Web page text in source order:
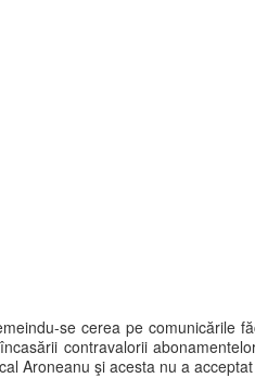
se cerea pe comunicările
contravalorii
Aroneanu şi acesta nu a